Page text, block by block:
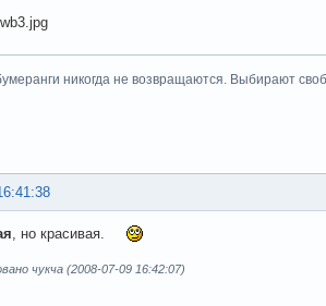
никогда не возвращаются. Выбирают
, но красивая.
чукча (2008-07-09 16:42:07)